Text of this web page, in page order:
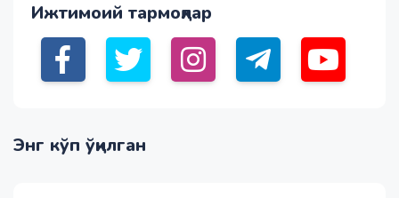
Ижтимоий тармоқлар
Энг кўп ўқилган